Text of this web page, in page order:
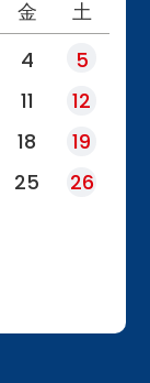
金 土
4
5
11
12
18
19
25
26